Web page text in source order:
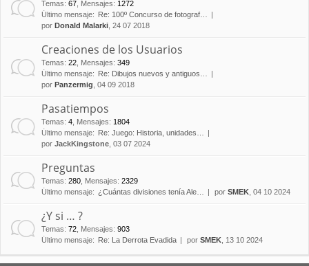
Temas: 67 Mensajes: 1272
Último mensaje:
Re: 100º Concurso de fotograf…
por Donald Malarki , 24 07 2018
Creaciones de los Usuarios
Temas: 22 Mensajes: 349
Último mensaje:
Re: Dibujos nuevos y antiguos…
por Panzermig , 04 09 2018
Pasatiempos
Temas: 4 Mensajes: 1804
Último mensaje:
Re: Juego: Historia, unidades…
por JackKingstone , 03 07 2024
Preguntas
Temas: 280 Mensajes: 2329
Último mensaje: ¿Cuántas divisiones tenía Ale… por SMEK , 04 10 2024
¿Y si … ?
Temas: 72 Mensajes: 903
Último mensaje:
Re: La Derrota Evadida por SMEK , 13 10 2024